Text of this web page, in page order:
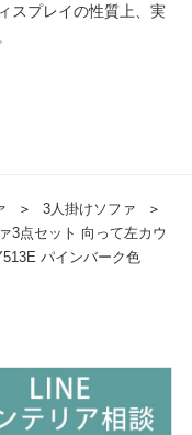
スプレイの性質上、実
＞ 3人掛けソファ
＞
3点セット 向って左カウ
パインバーク色